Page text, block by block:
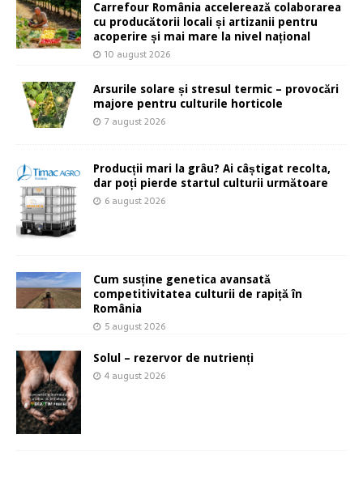
Carrefour România accelerează colaborarea
cu producătorii locali și artizanii pentru
acoperire și mai mare la nivel național
10 august 2026
Arsurile solare și stresul termic – provocări
majore pentru culturile horticole
7 august 2026
Producții mari la grâu? Ai câștigat recolta,
dar poți pierde startul culturii următoare
6 august 2026
Cum susține genetica avansată
competitivitatea culturii de rapiță în
România
5 august 2026
Solul – rezervor de nutrienți
4 august 2026